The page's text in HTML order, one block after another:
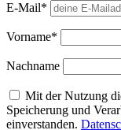
E-Mail*
Vorname*
Nachname
Mit der Nutzung
Speicherung und
einverstanden.